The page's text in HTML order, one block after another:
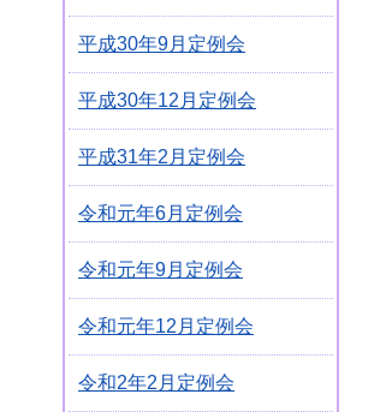
平成30年9月定例会
平成30年12月定例会
平成31年2月定例会
令和元年6月定例会
令和元年9月定例会
令和元年12月定例会
令和2年2月定例会